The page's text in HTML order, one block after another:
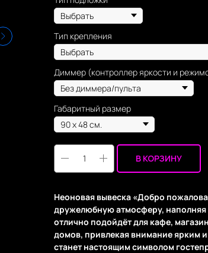
Тип крепления
Диммер (контроллер яркости и
Габаритный размер
В КОРЗИНУ
Неоновая вывеска «Добро
дружелюбную атмосферу,
отлично подойдёт для кафе,
домов, привлекая внимание ярким
станет настоящим символом